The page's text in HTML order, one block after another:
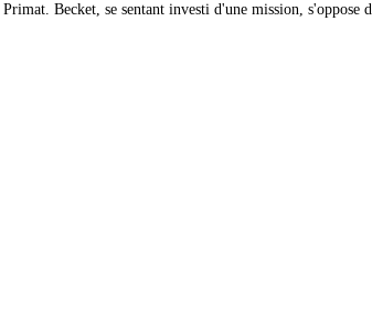
Becket, se sentant investi d'une mission,